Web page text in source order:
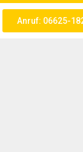
Anruf: 06625-